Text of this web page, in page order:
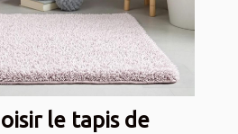
le tapis de